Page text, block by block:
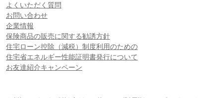
よくいただく質問
お問い合わせ
企業情報
保険商品の販売に関する勧誘方針
住宅ローン控除（減税）制度利用のための
住宅省エネルギー性能証明書発行について
お友達紹介キャンペーン